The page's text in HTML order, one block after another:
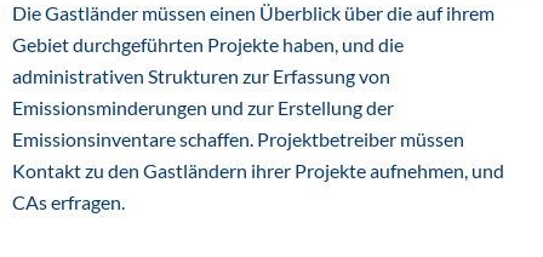
Die Gastländer müssen einen Überblick über die auf ihrem
Gebiet durchgeführten Projekte haben, und die
administrativen Strukturen zur Erfassung von
Emissionsminderungen und zur Erstellung der
Emissionsinventare schaffen. Projektbetreiber müssen
Kontakt zu den Gastländern ihrer Projekte aufnehmen, und
CAs erfragen.